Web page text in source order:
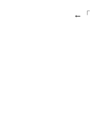
←「